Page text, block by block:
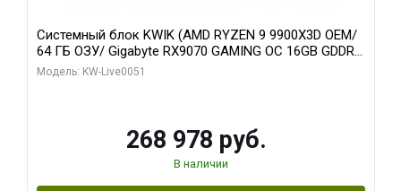
Системный блок KWIK (AMD RYZEN 9 9900X3D OEM/
64 ГБ ОЗУ/ Gigabyte RX9070 GAMING OC 16GB GDDR6
256bit 2xDP 2xH/ 960 ГБ SSD)
Модель: KW-Live0051
268 978 руб.
В наличии